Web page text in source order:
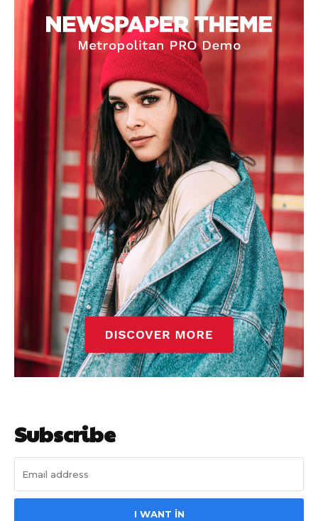
Subscribe
I WANT IN